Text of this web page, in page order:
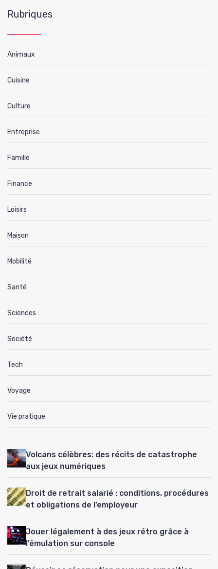
Rubriques
Animaux
Cuisine
Culture
Entreprise
Famille
Finance
Loisirs
Maison
Mobilité
Santé
Sciences
Société
Tech
Voyage
Vie pratique
Volcans célèbres: des récits de catastrophe
aux jeux numériques
Droit de retrait salarié : conditions, procédures
et obligations de l’employeur
Jouer légalement à des jeux rétro grâce à
l’émulation sur console